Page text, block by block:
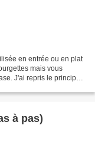
en entrée ou en plat
mais vous
J'ai repris le principe
à pas)